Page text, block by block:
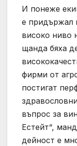
И понеже
е придържал
високо ниво
щанда бяха
фирми от
постигат
въпрос за
Естейт“,
дейност е